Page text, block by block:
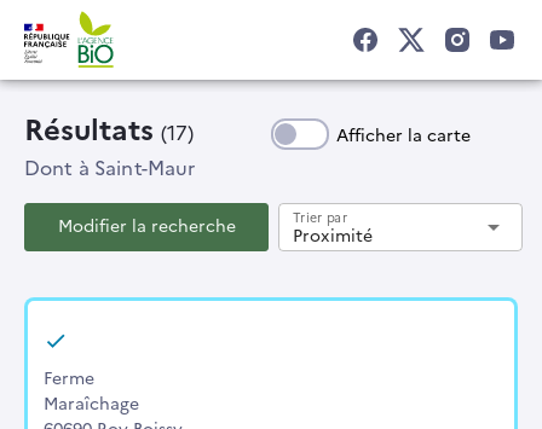
Résultats (17) Afficher la carte
Dont à Saint-Maur
Modifier la recherche Proximité
Trier par arrow_drop_down
Ferme
Maraîchage